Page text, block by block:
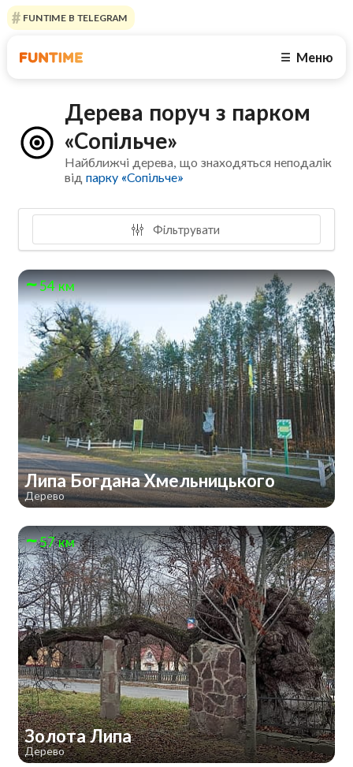
FUNTIME В TELEGRAM
☰ Меню
Дерева поруч з парком
«Сопільче»
Найближчі дерева, що знаходяться неподалік
відпарку «Сопільче»
Фільтрувати
54 км
Липа Богдана Хмельницького
Дерево
57 км
Золота Липа
Дерево